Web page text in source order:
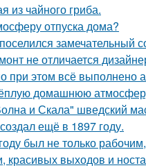
из чайного гриба.
отпуска дома?
замечательный
не отличается
при этом всё выполнено
домашнюю
и Скала" шведский
ещё в 1897 году.
был не только
красивых выходов и